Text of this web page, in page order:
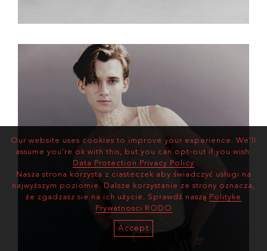
Our website uses cookies to improve your experience. We'll
assume you're ok with this, but you can opt-out if you wish.
Data Protection Privacy Policy
Nasza strona korzysta z ciasteczek aby świadczyć usługi na
najwyższym poziomie. Dalsze korzystanie ze strony oznacza,
że zgadzasz sie na ich użycie. Sprawdź naszą Polityke
Prywatnosci RODO
Accept